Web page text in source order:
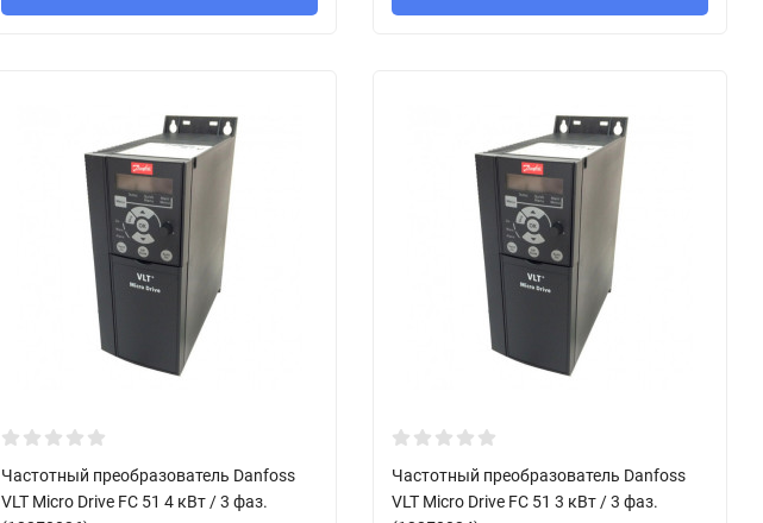
Частотный преобразователь Danfoss
VLT Micro Drive FC 51 4 кВт / 3 фаз.
Частотный преобразователь Danfoss
VLT Micro Drive FC 51 3 кВт / 3 фаз.